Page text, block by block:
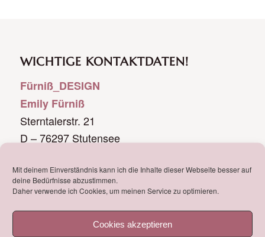
Mit deinem Einverständnis kann ich die Inhalte dieser Webseite besser auf
deine Bedürfnisse abzustimmen.
Daher verwende ich Cookies, um meinen Service zu optimieren.
Cookies akzeptieren
WICHTIGE KONTAKTDATEN!
Fürniß_DESIGN
Emily Fürniß
Sterntalerstr. 21
D – 76297 Stutensee
mail@fuerniss-design.de